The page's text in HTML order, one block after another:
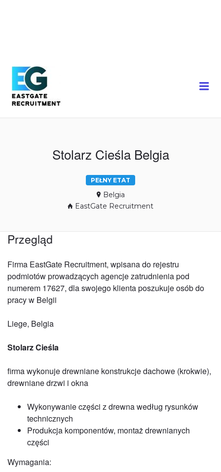
Stolarz Cieśla Belgia
PEŁNY ETAT
Belgia
EastGate Recruitment
Przegląd
Firma EastGate Recruitment, wpisana do rejestru
podmiotów prowadzących agencje zatrudnienia pod
numerem 17627, dla swojego klienta poszukuje osób do
pracy w Belgii
Liege, Belgia
Stolarz Cieśla
firma wykonuje drewniane konstrukcje dachowe (krokwie),
drewniane drzwi i okna
Wykonywanie części z drewna według rysunków
technicznych
Produkcja komponentów, montaż drewnianych
części
Wymagania: